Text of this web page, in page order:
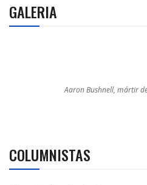
GALERIA
Aaron Bushnell, mártir
COLUMNISTAS